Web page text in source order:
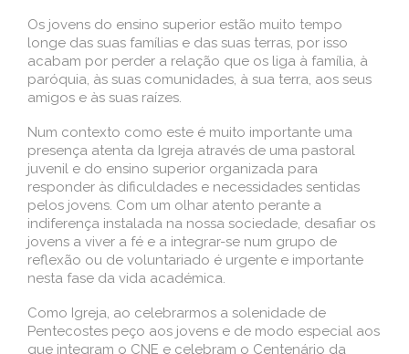
Os jovens do ensino superior estão muito tempo
longe das suas famílias e das suas terras, por isso
acabam por perder a relação que os liga à família, à
paróquia, às suas comunidades, à sua terra, aos seus
amigos e às suas raízes.
Num contexto como este é muito importante uma
presença atenta da Igreja através de uma pastoral
juvenil e do ensino superior organizada para
responder às dificuldades e necessidades sentidas
pelos jovens. Com um olhar atento perante a
indiferença instalada na nossa sociedade, desafiar os
jovens a viver a fé e a integrar-se num grupo de
reflexão ou de voluntariado é urgente e importante
nesta fase da vida académica.
Como Igreja, ao celebrarmos a solenidade de
Pentecostes peço aos jovens e de modo especial aos
que integram o CNE e celebram o Centenário da